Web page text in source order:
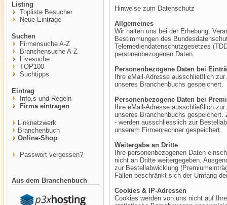
Listing
Topliste Besucher
Neue Einträge
Suchen
Firmensuche A-Z
Branchensuche A-Z
Livesuche
TOP100
Suchtipps
Eintrag
Info,s und Regeln
Firma eintragen
Linknetzwerk
Branchenbuch
Online-Shop
Passwort vergessen?
Aus dem Branchenbuch
Hinweise zum Datenschutz
Allgemeines
Wir halten uns bei der Erhebung,
Bestimmungen des
Telemediendatenschutzgesetzes
personenbezogenen Daten.
Personenbezogene Daten bei
Ihre eMail-Adresse ausschließlich
unseres Branchenbuchs gespeichert.
Personenbezogene Daten bei
Ihre eMail-Adresse ausschließlich
unseres Branchenbuchs
- werden ausschliesslich zur
unserem Firmenrechner gespeichert.
Weitergabe an Dritte
Ihre personenbezogenen Daten
nicht an Dritte weitergegeben.
zur Bestellabwicklung
Fällen beschränkt sich der Umfang
Cookies & IP-Adressen
Cookies werden von uns nicht auf